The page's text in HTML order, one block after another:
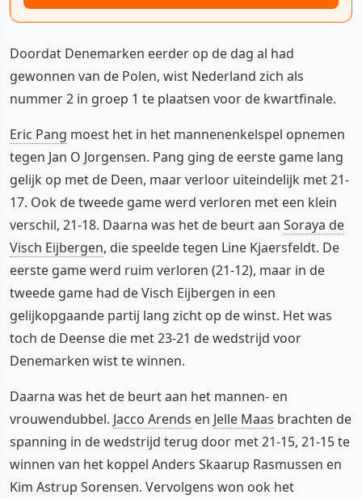
Doordat Denemarken eerder op de dag al had
gewonnen van de Polen, wist Nederland zich als
nummer 2 in groep 1 te plaatsen voor de kwartfinale.
Eric Pang moest het in het mannenenkelspel opnemen
tegen Jan O Jorgensen. Pang ging de eerste game lang
gelijk op met de Deen, maar verloor uiteindelijk met 21-
17. Ook de tweede game werd verloren met een klein
verschil, 21-18. Daarna was het de beurt aan Soraya de
Visch Eijbergen, die speelde tegen Line Kjaersfeldt. De
eerste game werd ruim verloren (21-12), maar in de
tweede game had de Visch Eijbergen in een
gelijkopgaande partij lang zicht op de winst. Het was
toch de Deense die met 23-21 de wedstrijd voor
Denemarken wist te winnen.
Daarna was het de beurt aan het mannen- en
vrouwendubbel. Jacco Arends en Jelle Maas brachten de
spanning in de wedstrijd terug door met 21-15, 21-15 te
winnen van het koppel Anders Skaarup Rasmussen en
Kim Astrup Sorensen. Vervolgens won ook het